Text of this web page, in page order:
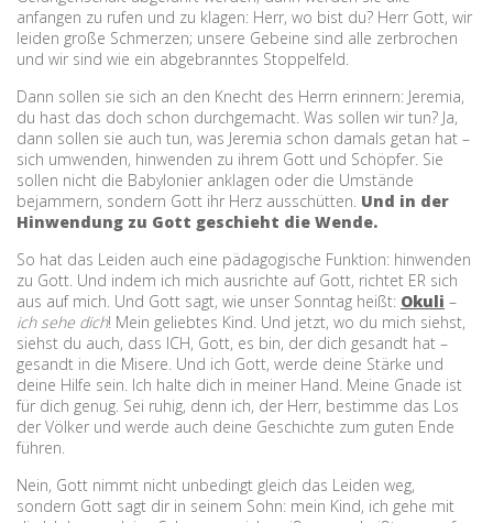
anfangen zu rufen und zu klagen: Herr, wo bist du? Herr Gott, wir
leiden große Schmerzen; unsere Gebeine sind alle zerbrochen
und wir sind wie ein abgebranntes Stoppelfeld.
Dann sollen sie sich an den Knecht des Herrn erinnern: Jeremia,
du hast das doch schon durchgemacht. Was sollen wir tun? Ja,
dann sollen sie auch tun, was Jeremia schon damals getan hat –
sich umwenden, hinwenden zu ihrem Gott und Schöpfer. Sie
sollen nicht die Babylonier anklagen oder die Umstände
bejammern, sondern Gott ihr Herz ausschütten. Und in der
Hinwendung zu Gott geschieht die Wende.
So hat das Leiden auch eine pädagogische Funktion: hinwenden
zu Gott. Und indem ich mich ausrichte auf Gott, richtet ER sich
aus auf mich. Und Gott sagt, wie unser Sonntag heißt: Okuli –
ich sehe dich! Mein geliebtes Kind. Und jetzt, wo du mich siehst,
siehst du auch, dass ICH, Gott, es bin, der dich gesandt hat –
gesandt in die Misere. Und ich Gott, werde deine Stärke und
deine Hilfe sein. Ich halte dich in meiner Hand. Meine Gnade ist
für dich genug. Sei ruhig, denn ich, der Herr, bestimme das Los
der Völker und werde auch deine Geschichte zum guten Ende
führen.
Nein, Gott nimmt nicht unbedingt gleich das Leiden weg,
sondern Gott sagt dir in seinem Sohn: mein Kind, ich gehe mit